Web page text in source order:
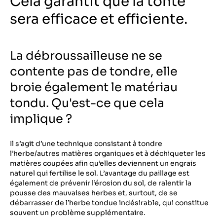
sera efficace et efficiente.
La débroussailleuse ne se
contente pas de tondre, elle
broie également le matériau
tondu. Qu'est-ce que cela
implique ?
Il s’agit d’une technique consistant à tondre
l’herbe/autres matières organiques et à déchiqueter les
matières coupées afin qu’elles deviennent un engrais
naturel qui fertilise le sol. L’avantage du paillage est
également de prévenir l’érosion du sol, de ralentir la
pousse des mauvaises herbes et, surtout, de se
débarrasser de l’herbe tondue indésirable, qui constitue
souvent un problème supplémentaire.